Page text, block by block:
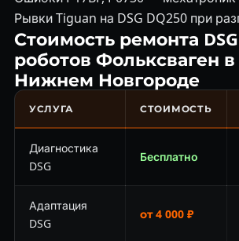
Рывки Tiguan на DSG DQ250 при
Стоимость ремонта
роботов Фольксваген в
Нижнем Новгороде
УСЛУГА СТОИМОСТЬ
Диагностика
DSG
Бесплатно
Адаптация
DSG
от 4 000 ₽